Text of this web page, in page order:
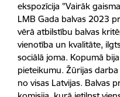
ekspozīcija "Vairāk
LMB Gada balvas 2023
vērā atbilstību balvas
vienotība un kvalitāte,
sociālā joma. Kopumā
pieteikumu. Žūrijas
no visas Latvijas. Balvas